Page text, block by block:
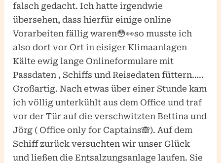
falsch gedacht. Ich hatte irgendwie
übersehen, dass hierfür einige online
Vorarbeiten fällig waren😳👀so musste ich
also dort vor Ort in eisiger Klimaanlagen
Kälte ewig lange Onlineformulare mit
Passdaten , Schiffs und Reisedaten füttern…..
Großartig. Nach etwas über einer Stunde kam
ich völlig unterkühlt aus dem Office und traf
vor der Tür auf die verschwitzten Bettina und
Jörg ( Office only for Captains🙈). Auf dem
Schiff zurück versuchten wir unser Glück
und ließen die Entsalzungsanlage laufen. Sie